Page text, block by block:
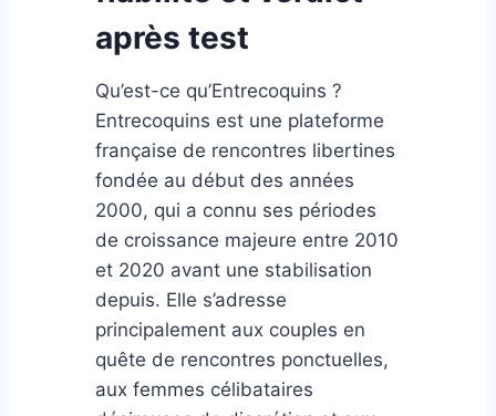
après test
Qu’est-ce qu’Entrecoquins ?
Entrecoquins est une plateforme
française de rencontres libertines
fondée au début des années
2000, qui a connu ses périodes
de croissance majeure entre 2010
et 2020 avant une stabilisation
depuis. Elle s’adresse
principalement aux couples en
quête de rencontres ponctuelles,
aux femmes célibataires